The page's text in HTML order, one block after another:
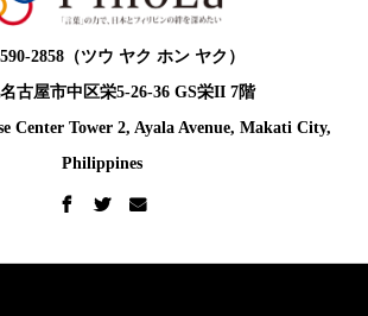
2858（ツウ ヤク ホン ヤク）
古屋市中区栄5-26-36 GS栄II 7階
Center Tower 2, Ayala Avenue, Makati City,
Philippines